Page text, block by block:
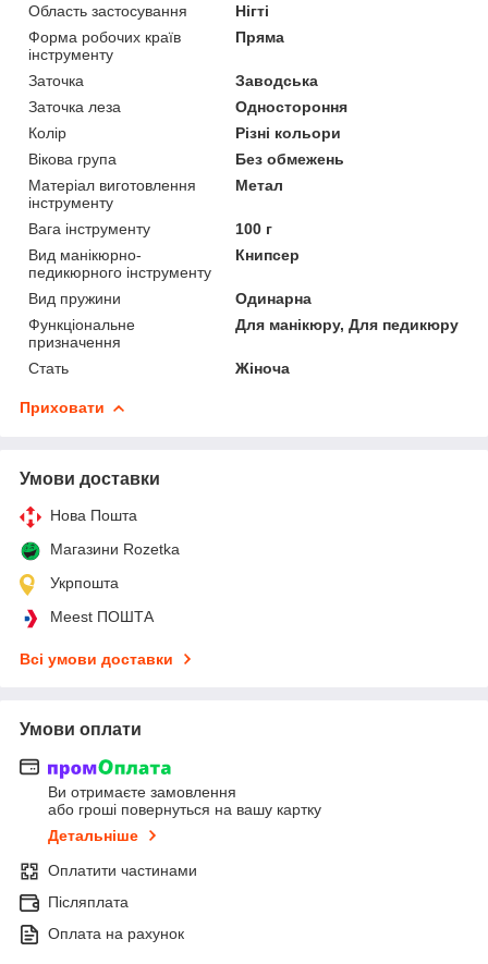
Область застосування
Нігті
Форма робочих країв
інструменту
Пряма
Заточка
Заводська
Заточка леза
Одностороння
Колір
Різні кольори
Вікова група
Без обмежень
Матеріал виготовлення
інструменту
Метал
Вага інструменту
100 г
Вид манікюрно-
педикюрного інструменту
Книпсер
Вид пружини
Одинарна
Функціональне
призначення
Для манікюру, Для педикюру
Стать Жіноча
Приховати
Умови доставки
Нова Пошта
Магазини Rozetka
Укрпошта
Meest ПОШТА
Всі умови доставки
Умови оплати
Ви отримаєте замовлення
або гроші повернуться на вашу картку
Детальніше
Оплатити частинами
Післяплата
Оплата на рахунок